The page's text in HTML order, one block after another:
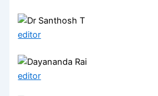
editor
editor